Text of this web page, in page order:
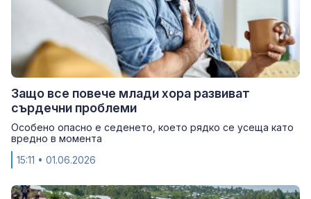
Защо все повече млади хора развиват
сърдечни проблеми
Особено опасно е седенето, което рядко се усеща като
вредно в момента
15:11 • 01.06.2026